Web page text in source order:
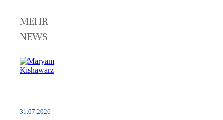
MEHR
NEWS
31.07.2026